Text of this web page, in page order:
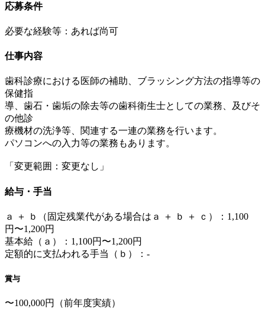
応募条件
必要な経験等：あれば尚可
仕事内容
歯科診療における医師の補助、ブラッシング方法の指導等の
保健指
導、歯石・歯垢の除去等の歯科衛生士としての業務、及びそ
の他診
療機材の洗浄等、関連する一連の業務を行います。
パソコンへの入力等の業務もあります。
「変更範囲：変更なし」
給与・手当
ａ ＋ ｂ（固定残業代がある場合はａ ＋ ｂ ＋ ｃ）：1,100
円〜1,200円
基本給（ａ）：1,100円〜1,200円
定額的に支払われる手当（ｂ）：-
賞与
〜100,000円（前年度実績）